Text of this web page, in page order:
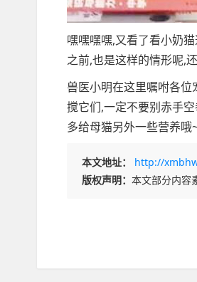
嘿嘿嘿嘿,又看了看小奶
之前,也是这样的情形呢,
兽医小明在这里嘱咐各
搅它们,一定不要别赤手
多给母猫另外一些营养哦
本文地址：
http://
版权声明： 本文部分内容